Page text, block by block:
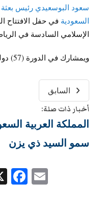
سعود البوسعيدي رئيس
السعودية في حفل الافتتاح
الإسلامي السادسة في
ويمشارك في الدورة (57) دولة إسلامية.
السابق
أخبار ذات صلة:
المملكة العربية
سمو السيد ذي يزن